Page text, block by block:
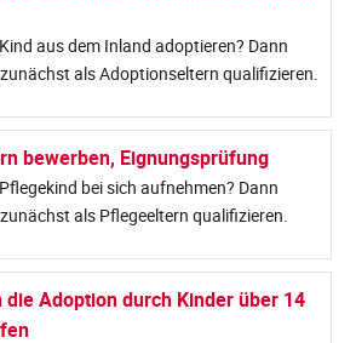
aus dem Inland adoptieren? Dann
als Adoptionseltern qualifizieren.
bewerben, Eignungsprüfung
bei sich aufnehmen? Dann
als Pflegeeltern qualifizieren.
die Adoption durch Kinder über 14